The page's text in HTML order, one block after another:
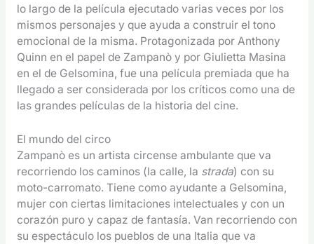
lo largo de la película ejecutado varias veces por los
mismos personajes y que ayuda a construir el tono
emocional de la misma. Protagonizada por Anthony
Quinn en el papel de Zampanò y por Giulietta Masina
en el de Gelsomina, fue una película premiada que ha
llegado a ser considerada por los críticos como una de
las grandes películas de la historia del cine.
El mundo del circo
Zampanò es un artista circense ambulante que va
recorriendo los caminos (la calle, la strada) con su
moto-carromato. Tiene como ayudante a Gelsomina,
mujer con ciertas limitaciones intelectuales y con un
corazón puro y capaz de fantasía. Van recorriendo con
su espectáculo los pueblos de una Italia que va